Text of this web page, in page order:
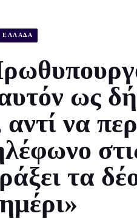
ΕΛΛΑΔΑ
ως
να
τα